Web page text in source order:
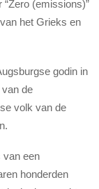
“Zero (emissions)”
het Grieks en
godin in
de
volk van de
van een
honderden